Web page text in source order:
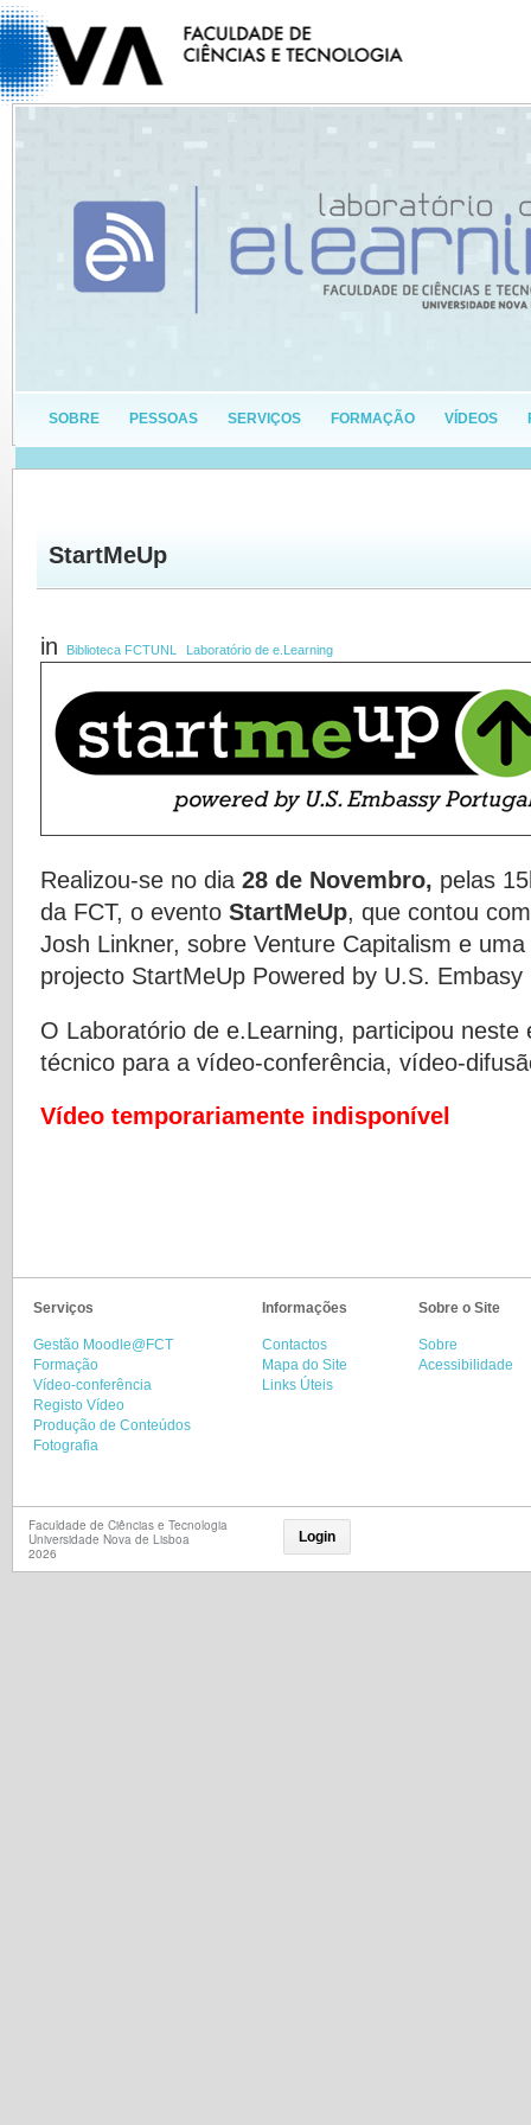
SOBRE PESSOAS SERVIÇOS FORMAÇÃO VÍDEOS
StartMeUp
in Biblioteca FCTUNL Laboratório de e.Learning
Realizou-se no dia 28 de Novembro, pelas
da FCT, o evento StartMeUp, que contou
Josh Linkner, sobre Venture Capitalism e
projecto StartMeUp Powered by U.S. Embasy
O Laboratório de e.Learning , participou
técnico para a vídeo-conferência, vídeo-
Vídeo temporariamente indisponível
Serviços Informações Sobre o Site
Gestão Moodle@FCT
Formação
Vídeo-conferência
Registo Vídeo
Produção de Conteúdos
Fotografia
Contactos
Mapa do Site
Links Úteis
Sobre
Acessibilidade
Faculdade de Ciências e Tecnologia
Universidade Nova de Lisboa
2026
Login